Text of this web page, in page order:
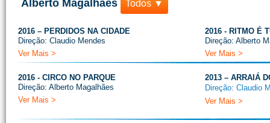
Alberto Magalhães Todos ▼
2016 – PERDIDOS NA CIDADE
Direção: Claudio Mendes
Ver Mais >
2016 - RITMO É
Direção: Alberto
Ver Mais >
2016 - CIRCO NO PARQUE
Direção: Alberto Magalhães
Ver Mais >
2013 – ARRAIÁ
Direção: Claudio
Ver Mais >